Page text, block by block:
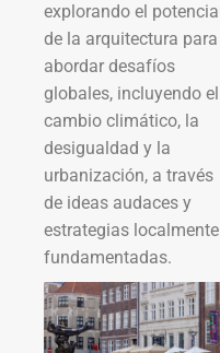
explorando el potencial
de la arquitectura para
abordar desafíos
globales, incluyendo el
cambio climático, la
desigualdad y la
urbanización, a través
de ideas audaces y
estrategias localmente
fundamentadas.